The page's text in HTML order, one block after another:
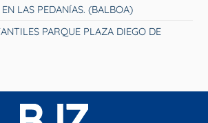
LAS PEDANÍAS. (BALBOA)
PARQUE PLAZA DIEGO DE